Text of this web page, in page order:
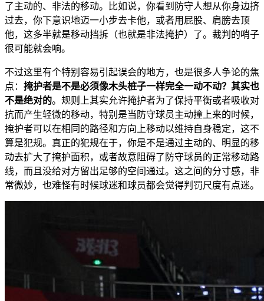
了主动的、非法的移动。比如说，你看到防守人想从你身边挤
过去，你下意识地迈一小步去卡他，或者用屁股、肩膀去顶
他，这多半就是移动挡拆（也就是非法掩护）了。裁判的哨子
很可能就会响。
不过这里有个特别容易引起误会的地方，也是很多人争论的焦
点： 掩护者是不是必须像木头桩子一样完全一动不动？其实也
不是绝对的。规则上其实允许掩护者为了保持平衡或者吸收对
抗而产生轻微的移动，特别是当防守球员主动撞上来的时候，
掩护者可以在相同的路径和方向上移动以维持自身稳定，这不
算是犯规。真正的犯规在于，你是不是通过主动的、明显的移
动去扩大了掩护面积，或者故意阻碍了防守球员的正常移动路
线，而且没给对方留出足够的空间通过。这之间的分寸感，非
常微妙，也难怪有时候球迷和球员都会觉得判罚尺度有点迷。